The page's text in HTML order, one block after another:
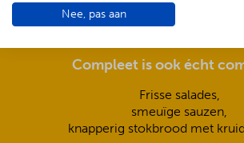
Compleet is ook écht
Frisse salades,
smeuïge sauzen,
knapperig stokbrood met
Nee, pas aan